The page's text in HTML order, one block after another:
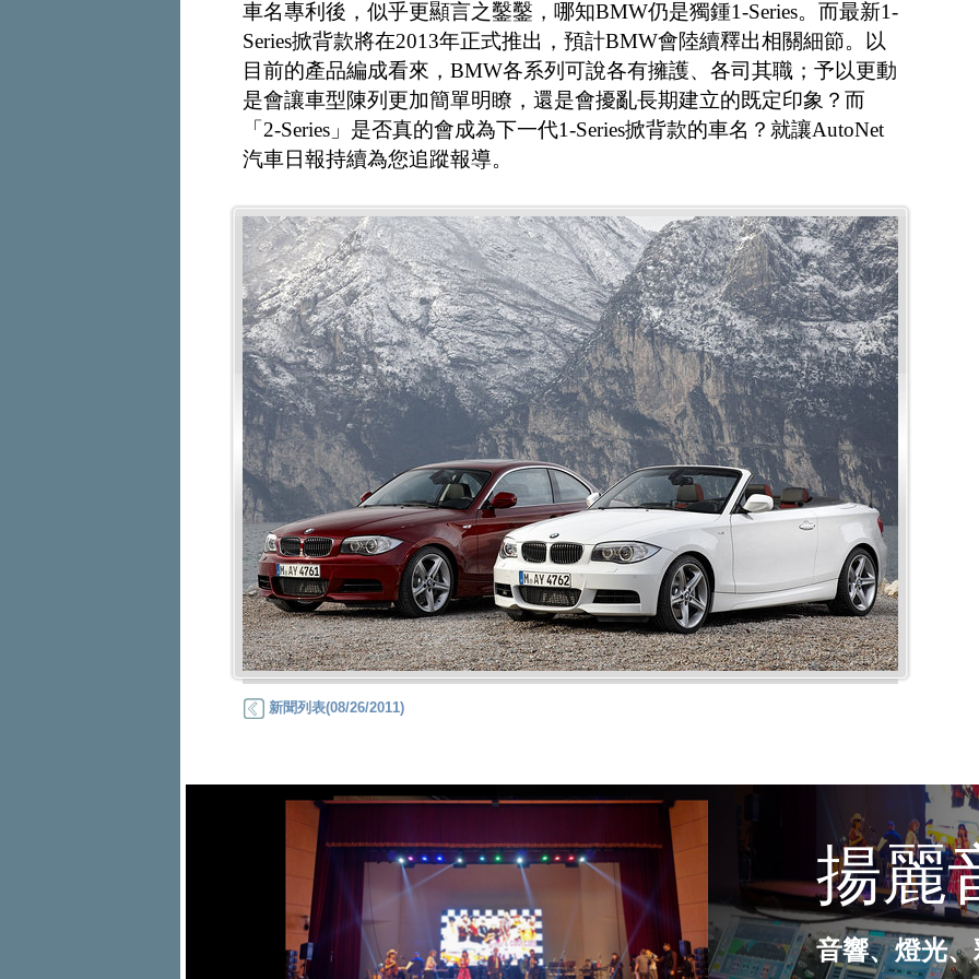
車名專利後，似乎更顯言之鑿鑿，哪知BMW仍是獨鍾1-Series。而最新1-
Series掀背款將在2013年正式推出，預計BMW會陸續釋出相關細節。以
目前的產品編成看來，BMW各系列可說各有擁護、各司其職；予以更動
是會讓車型陳列更加簡單明瞭，還是會擾亂長期建立的既定印象？而
「2-Series」是否真的會成為下一代1-Series掀背款的車名？就讓AutoNet
汽車日報持續為您追蹤報導。
新聞列表(08/26/2011)